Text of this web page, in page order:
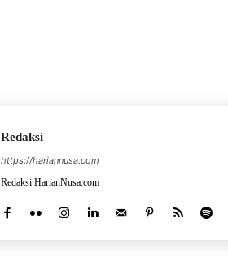
Redaksi
https://hariannusa.com
Redaksi HarianNusa.com